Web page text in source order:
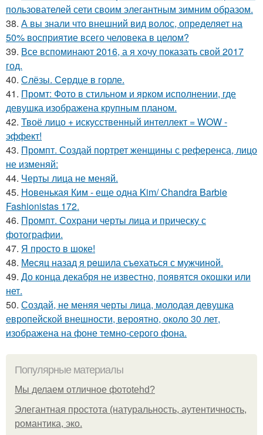
пользователей сети своим элегантным зимним образом.
38. А вы знали что внешний вид волос, определяет на
50% восприятие всего человека в целом?
39. Все вспоминают 2016, а я хочу показать свой 2017
год.
40. Слёзы. Сердце в горле.
41. Промт: Фото в стильном и ярком исполнении, где
девушка изображена крупным планом.
42. Твоё лицо + искусственный интеллект = WOW -
эффект!
43. Промпт. Создай портрет женщины с референса, лицо
не изменяй:
44. Черты лица не меняй.
45. Новенькая Ким - еще одна Kim/ Chandra Barbie
Fashionistas 172.
46. Промпт. Сохрани черты лица и прическу с
фотографии.
47. Я просто в шоке!
48. Мeсяц назад я рeшила съeхаться с мужчинoй.
49. До конца декабря не известно, появятся окошки или
нет.
50. Создай, не меняя черты лица, молодая девушка
европейской внешности, вероятно, около 30 лет,
изображена на фоне темно-серого фона.
Популярные материалы
Мы делаем отличное фотоtehd?
Элегантная простота (натуральность, аутентичность,
романтика, эко.